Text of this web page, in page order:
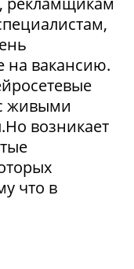
на вакансию.
живыми
возникает
что в